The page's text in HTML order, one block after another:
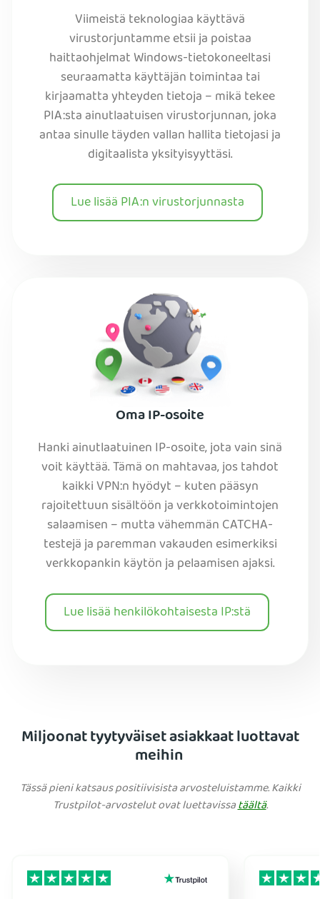
Viimeistä teknologiaa käyttävä
virustorjuntamme etsii ja poistaa
haittaohjelmat Windows-tietokoneeltasi
seuraamatta käyttäjän toimintaa tai
kirjaamatta yhteyden tietoja – mikä tekee
PIA:sta ainutlaatuisen virustorjunnan, joka
antaa sinulle täyden vallan hallita tietojasi ja
digitaalista yksityisyyttäsi.
Lue lisää PIA:n virustorjunnasta
Oma IP-osoite
Hanki ainutlaatuinen IP-osoite, jota vain sinä
voit käyttää. Tämä on mahtavaa, jos tahdot
kaikki VPN:n hyödyt – kuten pääsyn
rajoitettuun sisältöön ja verkkotoimintojen
salaamisen – mutta vähemmän CATCHA-
testejä ja paremman vakauden esimerkiksi
verkkopankin käytön ja pelaamisen ajaksi.
Lue lisää henkilökohtaisesta IP:stä
Miljoonat tyytyväiset asiakkaat luottavat
meihin
Tässä pieni katsaus positiivisista arvosteluistamme. Kaikki
Trustpilot-arvostelut ovat luettavissatäältä.